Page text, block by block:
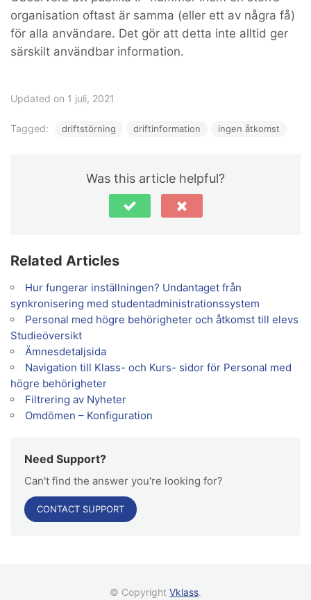
organisation oftast är samma (eller ett av några få)
för alla användare. Det gör att detta inte alltid ger
särskilt användbar information.
Updated on 1 juli, 2021
Tagged: driftstörning driftinformation ingen åtkomst
Was this article helpful?
Related Articles
Hur fungerar inställningen? Undantaget från
synkronisering med studentadministrationssystem
Personal med högre behörigheter och åtkomst till elevs
Studieöversikt
Ämnesdetaljsida
Navigation till Klass- och Kurs- sidor för Personal med
högre behörigheter
Filtrering av Nyheter
Omdömen – Konfiguration
Need Support?
Can't find the answer you're looking for?
CONTACT SUPPORT
© Copyright Vklass.